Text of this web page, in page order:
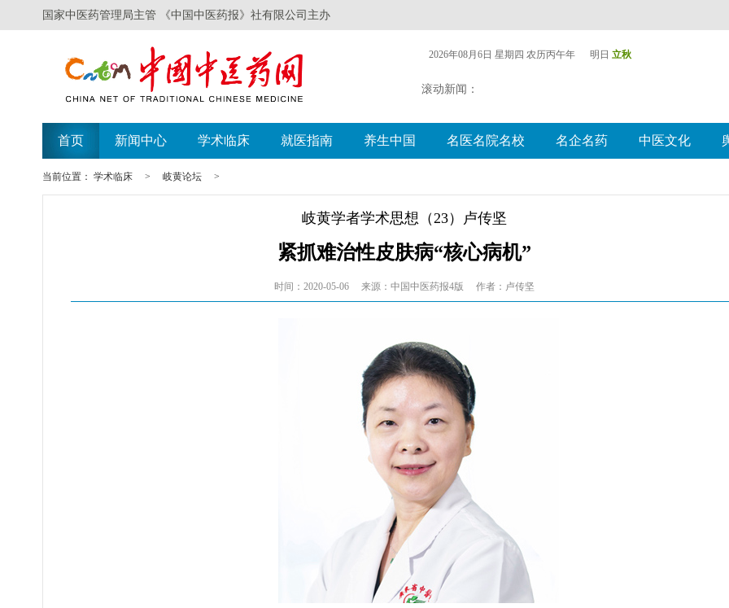
国家中医药管理局主管 《中国中医药报》社有限公司主办
2026年08月6日 星期四 农历丙午年 明日 立秋
滚动新闻：
首页 新闻中心 学术临床 就医指南 养生中国 名医名院名校 名企名药 中医文化
当前位置： 学术临床 > 岐黄论坛 >
岐黄学者学术思想（23）卢传坚
紧抓难治性皮肤病“核心病机”
时间：2020-05-06 来源：中国中医药报4版 作者：卢传坚